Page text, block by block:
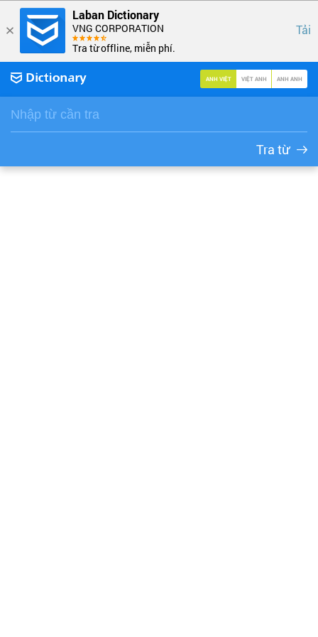
Laban Dictionary
VNG CORPORATION
Tra từ offline, miễn phí.
Tải
ANH VIỆT VIỆT ANH ANH ANH
Tra từ